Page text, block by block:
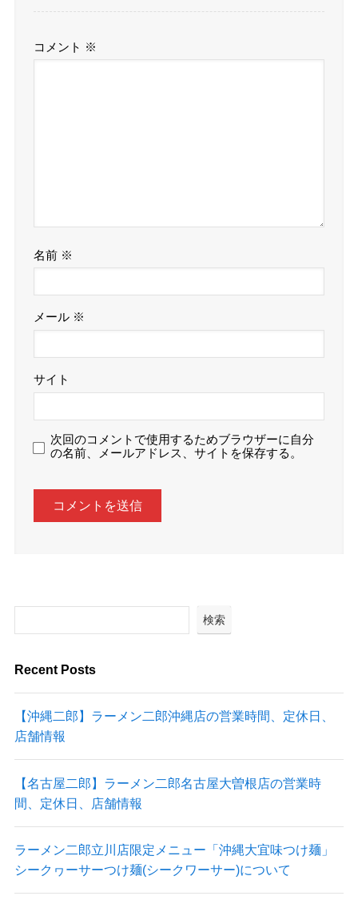
コメント ※
名前 ※
メール ※
サイト
次回のコメントで使用するためブラウザーに自分
の名前、メールアドレス、サイトを保存する。
検索
Recent Posts
【沖縄二郎】ラーメン二郎沖縄店の営業時間、定休日、
店舗情報
【名古屋二郎】ラーメン二郎名古屋大曽根店の営業時
間、定休日、店舗情報
ラーメン二郎立川店限定メニュー「沖縄大宜味つけ麺」
シークヮーサーつけ麺(シークワーサー)について